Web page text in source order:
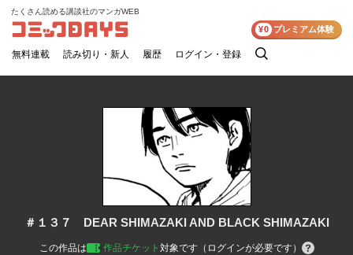
コミックDAYS
たくさん読める講談社のマンガWEB
無料連載 読み切り・新人 履歴 ログイン・登録
検
¥0 プレミアム体験
＃１３７ DEAR SHIMAZAKI AND BLACK SHIMAZAKI
この作品は 作品チケット 対象です（ログインが必要です）